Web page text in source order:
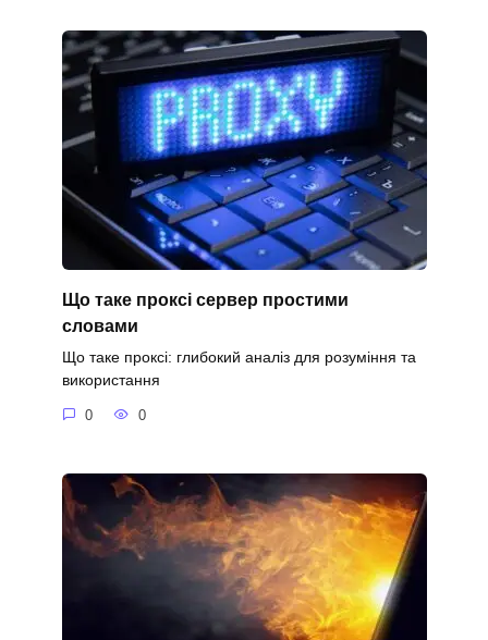
Що таке проксі сервер простими
словами
Що таке проксі: глибокий аналіз для розуміння та
використання
0 0